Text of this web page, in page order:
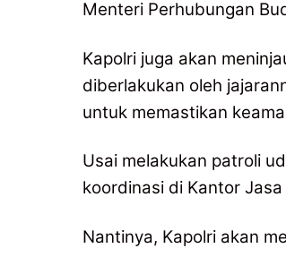
Menteri Perhubungan
Kapolri juga akan
diberlakukan oleh
untuk memastikan
Usai melakukan patroli
koordinasi di Kantor
Nantinya, Kapolri akan